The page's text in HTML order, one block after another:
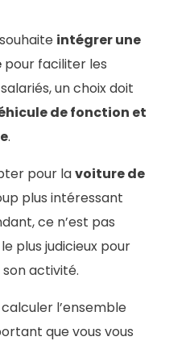
intégrer une
pour faciliter les
un choix doit
de fonction et
.
pour lavoiture de
plus intéressant
ce n’est pas
plus judicieux pour
activité.
l’ensemble
que vous vous